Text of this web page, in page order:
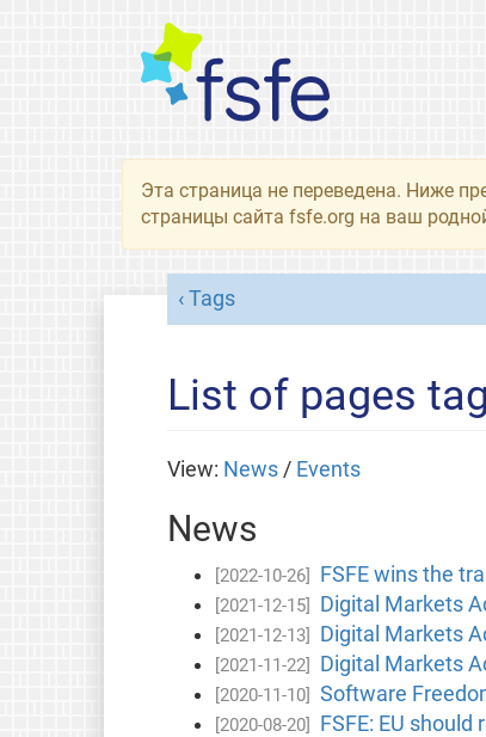
Эта страница не переведена. Ниже
страницы сайта fsfe.org на ваш
Tags
List of pages
View: News/ Events
News
[2022-10-26] FSFE wins the
[2021-12-15] Digital Markets
[2021-12-13] Digital Markets
[2021-11-22] Digital Markets
[2020-11-10] Software
[2020-08-20] FSFE: EU